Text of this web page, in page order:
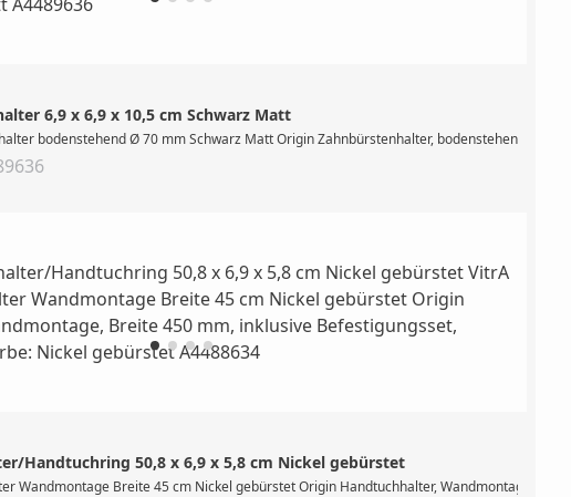
6,9 x 6,9 x 10,5 cm Schwarz Matt
bodenstehend Ø 70 mm Schwarz Matt Origin Zahnbürstenhalter, bodenstehend, Ø 69
mm, Ausladung 64 mm, inklusive Befestigungsset, Material: Zamak, Farbe: Schwarz Matt
Handtuchring 50,8 x 6,9 x 5,8 cm Nickel gebürstet
Wandmontage Breite 45 cm Nickel gebürstet Origin Handtuchhalter, Wandmontage,